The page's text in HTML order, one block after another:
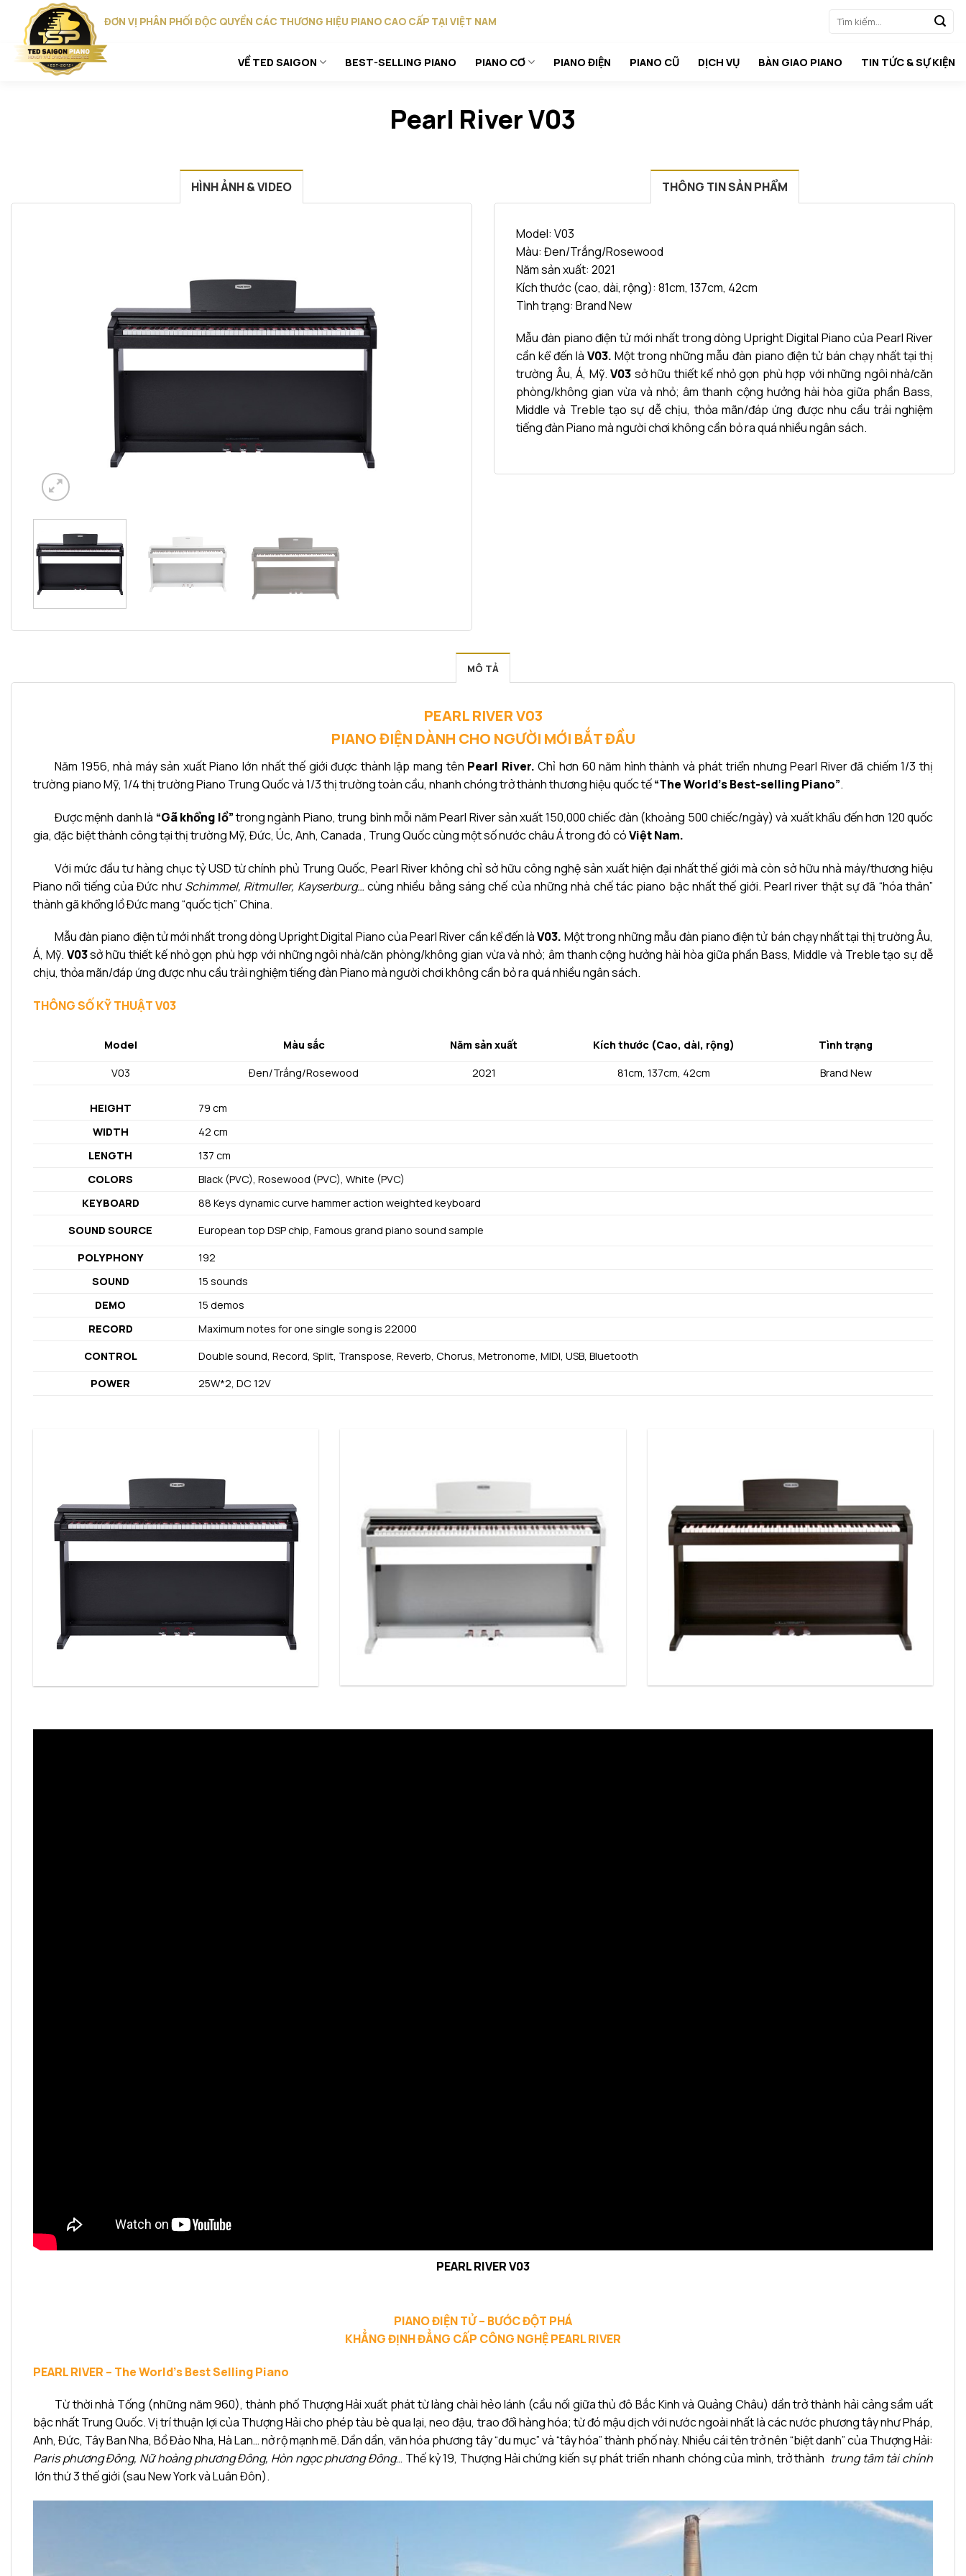
content
ĐƠN VỊ PHÂN PHỐI ĐỘC QUYỀN CÁC THƯƠNG HIỆU PIANO CAO CẤP TẠI VIỆT NAM
Tìm
VỀ TED SAIGON BEST-SELLING PIANO PIANO CƠ PIANO ĐIỆN PIANO CŨ DỊCH VỤ BÀN GIAO PIANO TIN TỨC & SỰ KIỆN
Pearl River V03
HÌNH ẢNH & VIDEO THÔNG TIN SẢN PHẨM
Model: V03
Màu: Đen/Trắng/Rosewood
Năm sản xuất: 2021
Kích thước (cao, dài, rộng): 81cm, 137cm, 42cm
Tình trạng: Brand New
Mẫu đàn piano điện tử mới nhất trong dòng Upright Digital Piano của Pearl River
cần kể đến làV03.Một trong những mẫu đàn piano điện tử bán chạy nhất tại thị
trường Âu, Á, Mỹ. V03 sở hữu thiết kế nhỏ gọn phù hợp với những ngôi nhà/căn
phòng/không gian vừa và nhỏ; âm thanh cộng hưởng hài hòa giữa phần Bass,
Middle và Treble tạo sự dễ chịu, thỏa mãn/đáp ứng được nhu cầu trải nghiệm
tiếng đàn Piano mà người chơi không cần bỏ ra quá nhiều ngân sách.
MÔ TẢ
PEARL RIVER V03
PIANO ĐIỆN DÀNH CHO NGƯỜI MỚI BẮT ĐẦU
Năm 1956, nhà máy sản xuất Piano lớn nhất thế giới được thành lập mang tên Pearl River.Chỉ hơn 60 năm hình thành và phát triển nhưng Pearl River đã chiếm 1/3 thị
trường piano Mỹ, 1/4 thị trường Piano Trung Quốc và 1/3 thị trường toàn cầu, nhanh chóng trở thành thương hiệu quốc tế“The World’s Best-selling Piano”.
Được mệnh danh là “Gã khổng lồ”trong ngành Piano, trung bình mỗi năm Pearl River sản xuất 150,000 chiếc đàn (khoảng 500 chiếc/ngày) và xuất khẩu đến hơn 120 quốc
gia, đặc biệt thành công tại thị trường Mỹ, Đức, Úc, Anh, Canada , Trung Quốc cùng một số nước châu Á trong đó cóViệt Nam.
Với mức đầu tư hàng chục tỷ USD từ chính phủ Trung Quốc, Pearl River không chỉ sở hữu công nghệ sản xuất hiện đại nhất thế giới mà còn sở hữu nhà máy/thương hiệu
Piano nổi tiếng của Đức như Schimmel, Ritmuller, Kayserburg… cùng nhiều bằng sáng chế của những nhà chế tác piano bậc nhất thế giới. Pearl river thật sự đã “hóa thân”
thành gã khổng lồ Đức mang “quốc tịch” China.
Mẫu đàn piano điện tử mới nhất trong dòng Upright Digital Piano của Pearl River cần kể đến làV03. Một trong những mẫu đàn piano điện tử bán chạy nhất tại thị trường Âu,
Á, Mỹ. V03sở hữu thiết kế nhỏ gọn phù hợp với những ngôi nhà/căn phòng/không gian vừa và nhỏ; âm thanh cộng hưởng hài hòa giữa phần Bass, Middle và Treble tạo sự dễ
chịu, thỏa mãn/đáp ứng được nhu cầu trải nghiệm tiếng đàn Piano mà người chơi không cần bỏ ra quá nhiều ngân sách.
THÔNG SỐ KỸ THUẬTV03
Model Màu sắc Năm sản xuất Kích thước (Cao, dài, rộng) Tình trạng
V03 Đen/Trắng/Rosewood 2021 81cm, 137cm, 42cm Brand New
HEIGHT
79 cm
WIDTH
42 cm
LENGTH
137 cm
COLORS
Black (PVC), Rosewood (PVC), White (PVC)
KEYBOARD
88 Keys dynamic curve hammer action weighted keyboard
SOUND SOURCE
European top DSP chip, Famous grand piano sound sample
POLYPHONY
192
SOUND
15 sounds
DEMO
15 demos
RECORD
Maximum notes for one single song is 22000
CONTROL
Double sound, Record, Split, Transpose, Reverb, Chorus, Metronome, MIDI, USB, Bluetooth
POWER
25W*2, DC 12V
PEARL RIVER V03
PIANO ĐIỆN TỬ – BƯỚC ĐỘT PHÁ
KHẲNG ĐỊNH ĐẲNG CẤP CÔNG NGHỆ PEARL RIVER
PEARL RIVER – The World’s Best Selling Piano
Từ thời nhà Tống (những năm 960), thành phố Thượng Hải xuất phát từ làng chài hẻo lánh (cầu nối giữa thủ đô Bắc Kinh và Quảng Châu) dần trở thành hải cảng sầm uất
bậc nhất Trung Quốc. Vị trí thuận lợi của Thượng Hải cho phép tàu bè qua lại, neo đậu, trao đổi hàng hóa; từ đó mậu dịch với nước ngoài nhất là các nước phương tây như Pháp,
Anh, Đức, Tây Ban Nha, Bồ Đào Nha, Hà Lan… nở rộ mạnh mẽ. Dần dần, văn hóa phương tây “du mục” và “tây hóa” thành phố này. Nhiều cái tên trở nên “biệt danh” của Thượng Hải:
Paris phương Đông, Nữ hoàng phương Đông, Hòn ngọc phương Đông… Thế kỷ 19, Thượng Hải chứng kiến sự phát triển nhanh chóng của mình, trở thành trung tâm tài chính
lớn thứ 3 thế giới (sau New York và Luân Đôn).